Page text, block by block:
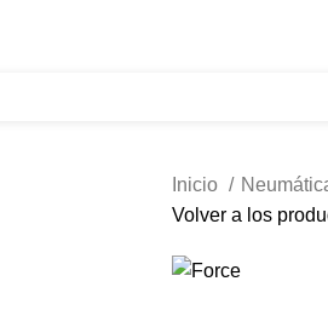
Inicio
Volver a los